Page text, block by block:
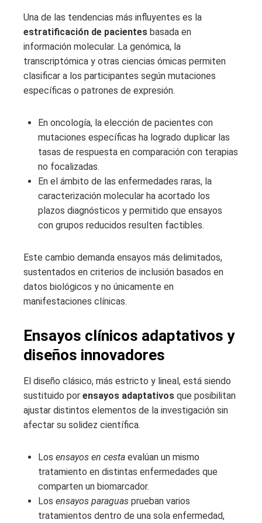
Una de las tendencias más influyentes es la
estratificación de pacientes basada en
información molecular. La genómica, la
transcriptómica y otras ciencias ómicas permiten
clasificar a los participantes según mutaciones
específicas o patrones de expresión.
En oncología, la elección de pacientes con
mutaciones específicas ha logrado duplicar las
tasas de respuesta en comparación con terapias
no focalizadas.
En el ámbito de las enfermedades raras, la
caracterización molecular ha acortado los
plazos diagnósticos y permitido que ensayos
con grupos reducidos resulten factibles.
Este cambio demanda ensayos más delimitados,
sustentados en criterios de inclusión basados en
datos biológicos y no únicamente en
manifestaciones clínicas.
Ensayos clínicos adaptativos y
diseños innovadores
El diseño clásico, más estricto y lineal, está siendo
sustituido por ensayos adaptativos que posibilitan
ajustar distintos elementos de la investigación sin
afectar su solidez científica.
Los ensayos en cesta evalúan un mismo
tratamiento en distintas enfermedades que
comparten un biomarcador.
Los ensayos paraguas prueban varios
tratamientos dentro de una sola enfermedad,